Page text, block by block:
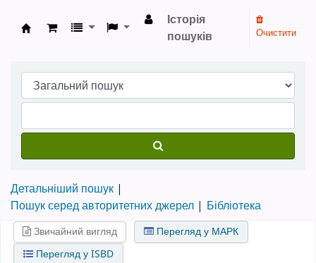
Бібліотека НТШ › Електронний каталог
Історія
пошуків
Очистити
Детальніший пошук
Пошук серед авторитетних джерел
Бібліотека
Звичайний вигляд
Перегляд у МАРК
Перегляд у ISBD